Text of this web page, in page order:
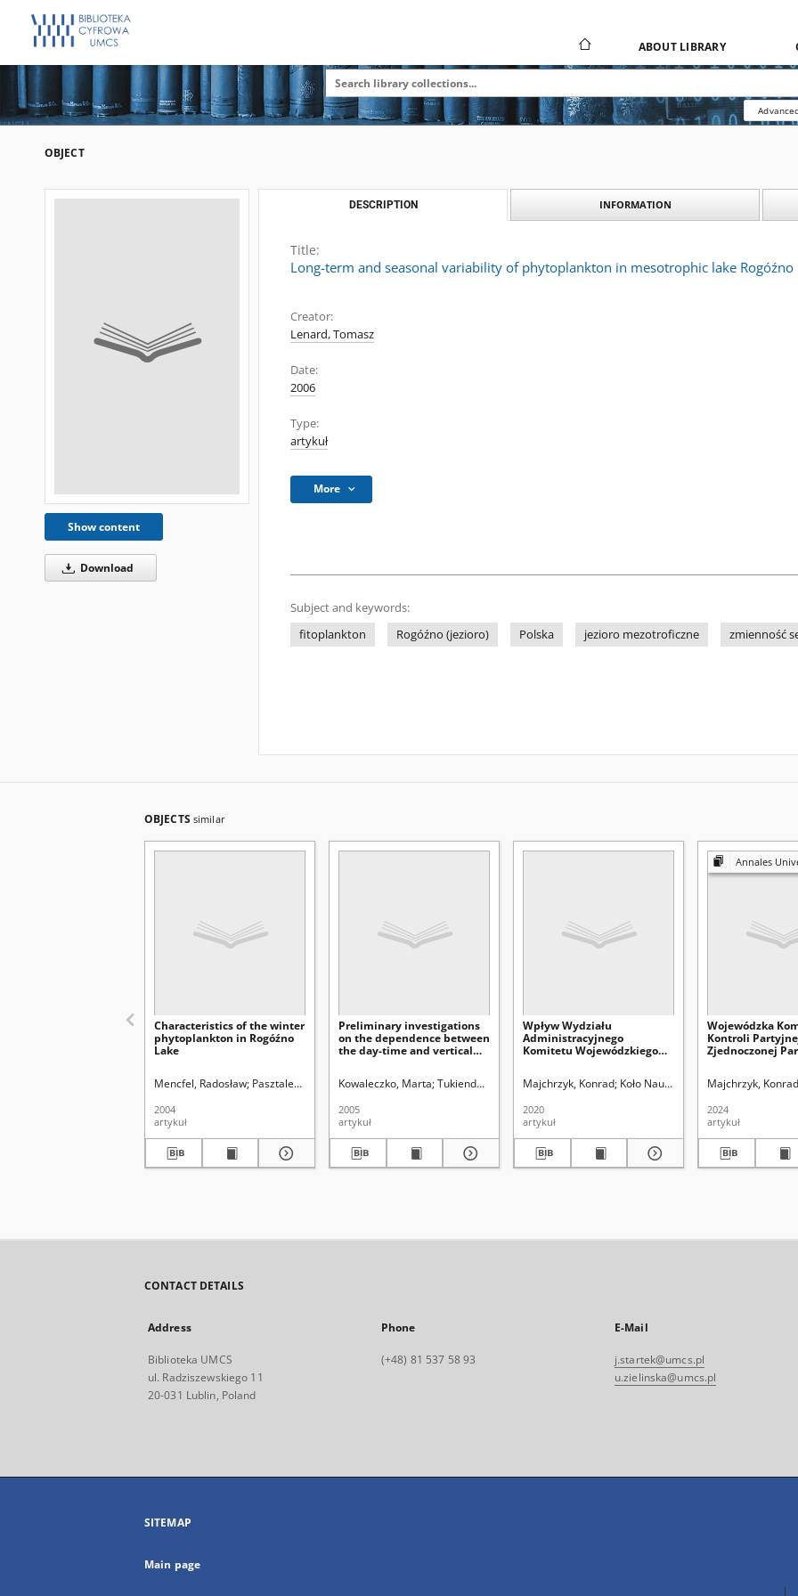
ABOUT LIBRARY
OBJECT
Show content
Download
DESCRIPTION INFORMATION
Title:
Long-term and seasonal variability of phytoplankton in mesotrophic lake Rogóźno
Creator:
Lenard, Tomasz
Date:
2006
Type:
artykuł
More
Subject and keywords:
fitoplankton
Rogóźno (jezioro) Polska jezioro mezotroficzne zmienność
OBJECTS similar
Characteristics of the winter
phytoplankton in Rogóźno
Lake
Mencfel, Radosław Pasztaleniec, Agnieszka Uniwersytet Marii Curie-Skłodowskiej (Lublin)
2004
artykuł
Preliminary investigations
on the dependence between
the day-time and vertical
stagnation
Kowaleczko, Marta Tukiendorf, Anna. Red.
2005
artykuł
Wpływ Wydziału
Administracyjnego
Komitetu Wojewódzkiego
sądowniczą w latach 1956-
Majchrzyk, Konrad Koło Naukowe Historyków
2020
artykuł
Annales Universitatis Mariae Curie-
Wojewódzka
Kontroli
Zjednoczonej
działalność,
Majchrzyk, Konrad
2024
artykuł
CONTACT DETAILS
Address
Biblioteka UMCS
ul. Radziszewskiego 11
20-031 Lublin, Poland
Phone
(+48) 81 537 58 93
E-Mail
j.startek@umcs.pl
u.zielinska@umcs.pl
SITEMAP
Main page